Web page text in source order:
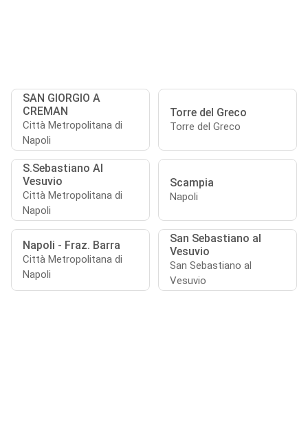
SAN GIORGIO A
CREMAN
Città Metropolitana di
Napoli
Torre del Greco
Torre del Greco
S.Sebastiano Al
Vesuvio
Città Metropolitana di
Napoli
Scampia
Napoli
Napoli - Fraz. Barra
Città Metropolitana di
Napoli
San Sebastiano al
Vesuvio
San Sebastiano al
Vesuvio